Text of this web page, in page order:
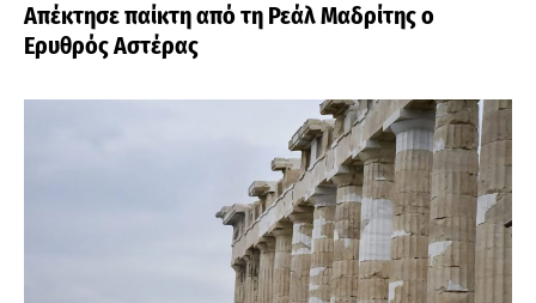
Απέκτησε παίκτη από τη Ρεάλ Μαδρίτης ο
Ερυθρός Αστέρας